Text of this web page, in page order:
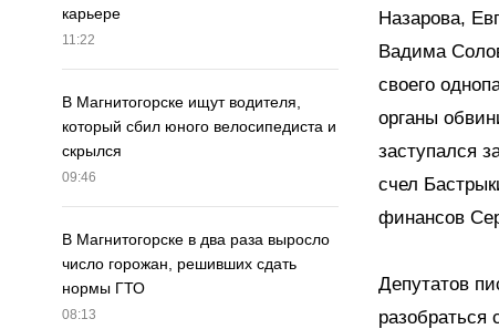
карьере
11:22
В Магнитогорске ищут водителя,
который сбил юного велосипедиста и
скрылся
09:46
В Магнитогорске в два раза выросло
число горожан, решивших сдать
нормы ГТО
08:13
Назарова,
Вадима
своего
органы
заступался
счел
финансов
Депутатов
разобраться